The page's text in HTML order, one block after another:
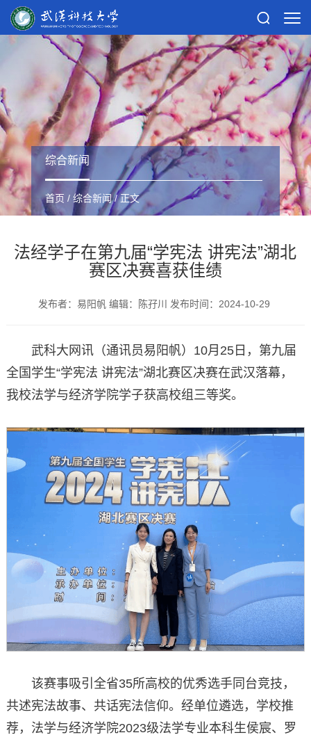
综合新闻
首页 / 综合新闻/ 正文
法经学子在第九届“学宪法 讲宪法”湖北
赛区决赛喜获佳绩
发布者：易阳帆 编辑：陈孖川 发布时间：2024-10-29
武科大网讯（通讯员易阳帆）10月25日，第九届
全国学生“学宪法 讲宪法”湖北赛区决赛在武汉落幕，
我校法学与经济学院学子获高校组三等奖。
该赛事吸引全省35所高校的优秀选手同台竞技，
共述宪法故事、共话宪法信仰。经单位遴选，学校推
荐，法学与经济学院2023级法学专业本科生侯宸、罗